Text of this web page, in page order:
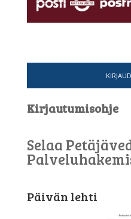
Kirjautumisohje
Selaa
Päivän lehti